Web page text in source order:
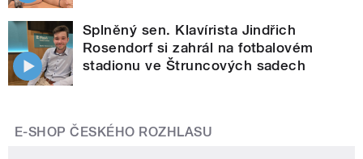
Splněný sen. Klavírista Jindřich
Rosendorf si zahrál na fotbalovém
stadionu ve Štruncových sadech
E-SHOP ČESKÉHO ROZHLASU